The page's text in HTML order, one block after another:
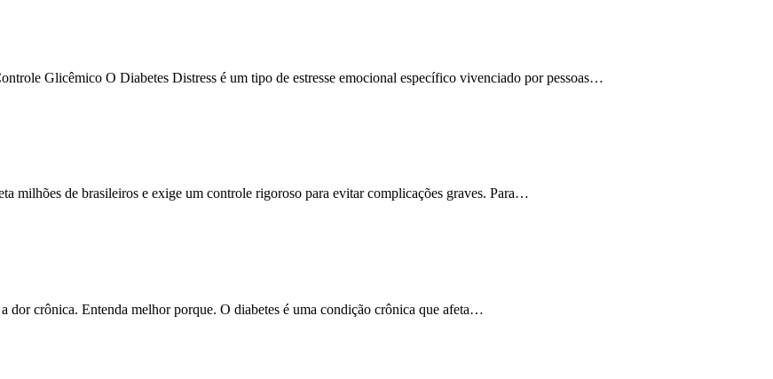
Glicêmico O Diabetes Distress é um tipo de estresse emocional específico vivenciado por pessoas…
milhões de brasileiros e exige um controle rigoroso para evitar complicações graves. Para…
dor crônica. Entenda melhor porque. O diabetes é uma condição crônica que afeta…